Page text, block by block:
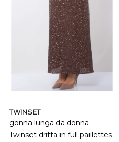
TWINSET
gonna lunga da donna
Twinset dritta in full paillettes